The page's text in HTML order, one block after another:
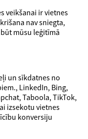
veikšanai ir vietnes
nav sniegta,
mūsu leģitīmā
un sīkdatnes no
LinkedIn, Bing,
Taboola, TikTok,
izsekotu vietnes
konversiju